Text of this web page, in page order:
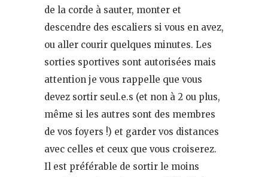
de la corde à sauter, monter et
descendre des escaliers si vous en avez,
ou aller courir quelques minutes. Les
sorties sportives sont autorisées mais
attention je vous rappelle que vous
devez sortir seul.e.s (et non à 2 ou plus,
même si les autres sont des membres
de vos foyers !) et garder vos distances
avec celles et ceux que vous croiserez.
Il est préférable de sortir le moins